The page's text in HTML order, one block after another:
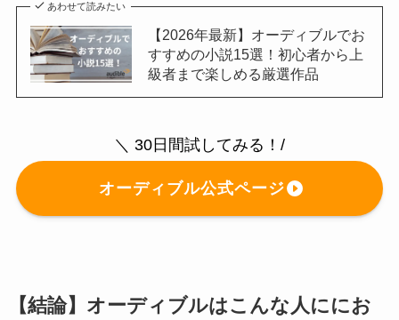
あわせて読みたい
【2026年最新】オーディブルでお
すすめの小説15選！初心者から上
級者まで楽しめる厳選作品
＼ 30日間試してみる！/
オーディブル公式ページ
【結論】オーディブルはこんな人ににお